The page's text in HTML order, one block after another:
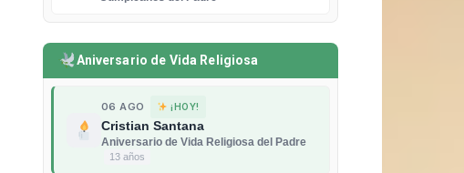
Aniversario de Vida Religiosa
06 AGO ¡HOY!
Cristian Santana
Aniversario de Vida Religiosa del Padre
13 años